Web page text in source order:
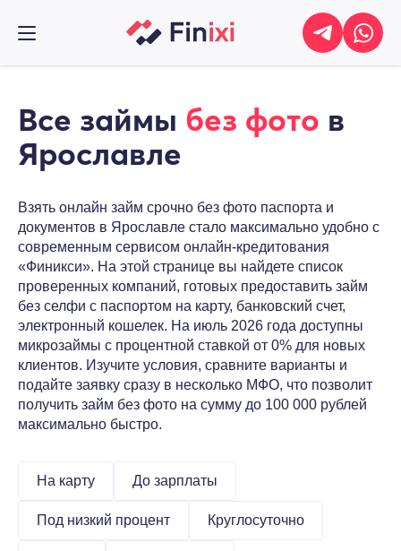
Все займы без фото в
Ярославле
Взять онлайн займ срочно без фото паспорта и
документов в Ярославле стало максимально удобно с
современным сервисом онлайн-кредитования
«Финикси». На этой странице вы найдете список
проверенных компаний, готовых предоставить займ
без селфи с паспортом на карту, банковский счет,
электронный кошелек. На июль 2026 года доступны
микрозаймы с процентной ставкой от 0% для новых
клиентов. Изучите условия, сравните варианты и
подайте заявку сразу в несколько МФО, что позволит
получить займ без фото на сумму до 100 000 рублей
максимально быстро.
На карту До зарплаты
Под низкий процент Круглосуточно